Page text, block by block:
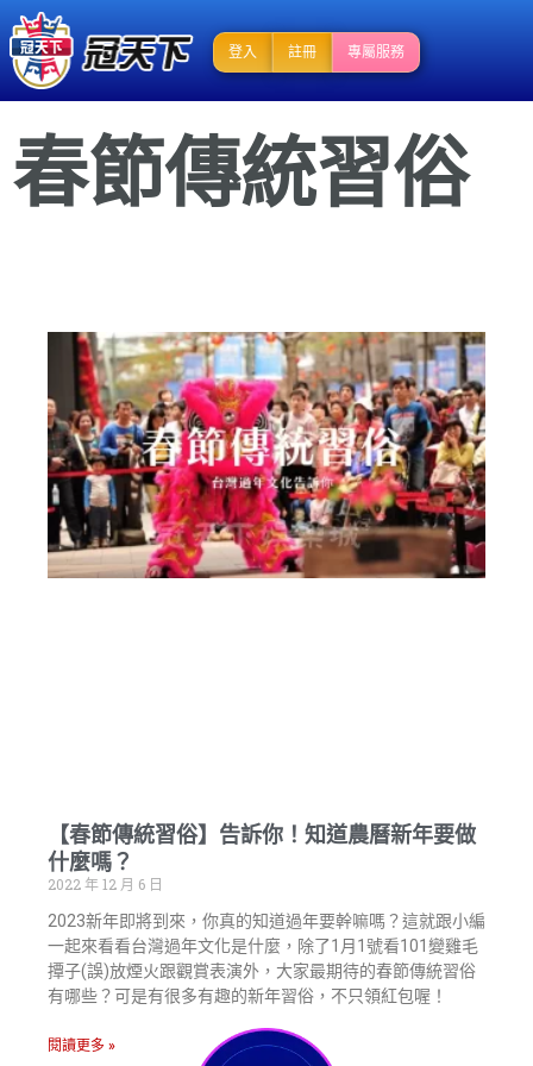
登入 註冊 專屬服務
春節傳統習俗
【春節傳統習俗】告訴你！知道農曆新年要做
什麼嗎？
2022 年 12 月 6 日
2023新年即將到來，你真的知道過年要幹嘛嗎？這就跟小編
一起來看看台灣過年文化是什麼，除了1月1號看101變雞毛
撢子(誤)放煙火跟觀賞表演外，大家最期待的春節傳統習俗
有哪些？可是有很多有趣的新年習俗，不只領紅包喔！
閱讀更多 »